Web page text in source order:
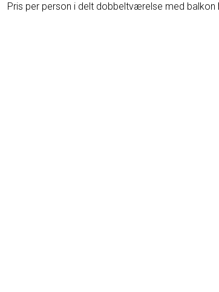
Pris per person i delt dobbeltværelse med balkon